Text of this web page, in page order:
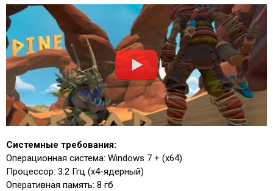
Системные требования:
Операционная система: Windows 7 + (x64)
Процессор: 3.2 Ггц (x4-ядерный)
Оперативная память: 8 гб